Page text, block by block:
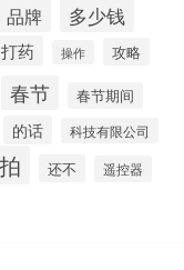
品牌 多少钱
打药 操作 攻略
春节 春节期间
的话 科技有限公司
还不 遥控器